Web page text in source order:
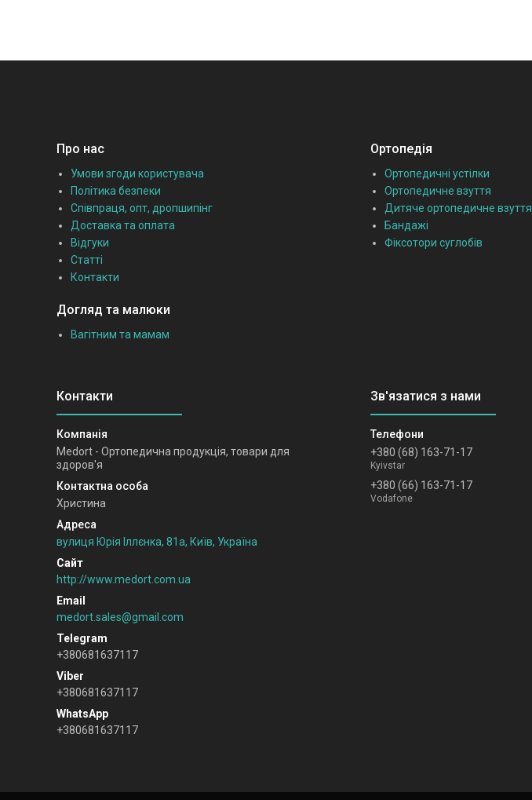
Про нас
Умови згоди користувача
Політика безпеки
Співпраця, опт, дропшипінг
Доставка та оплата
Відгуки
Статті
Контакти
Ортопедія
Ортопедичні устілки
Ортопедичне взуття
Дитяче ортопедичне взуття
Бандажі
Фіксотори суглобів
Догляд та малюки
Вагітним та мамам
Medort - Ортопедична продукція, товари для
здоров'я
Христина
вулиця Юрія Іллєнка, 81а, Київ, Україна
http://www.medort.com.ua
medort.sales@gmail.com
+380681637117
+380681637117
+380681637117
+380 (68) 163-71-17
Kyivstar
+380 (66) 163-71-17
Vodafone